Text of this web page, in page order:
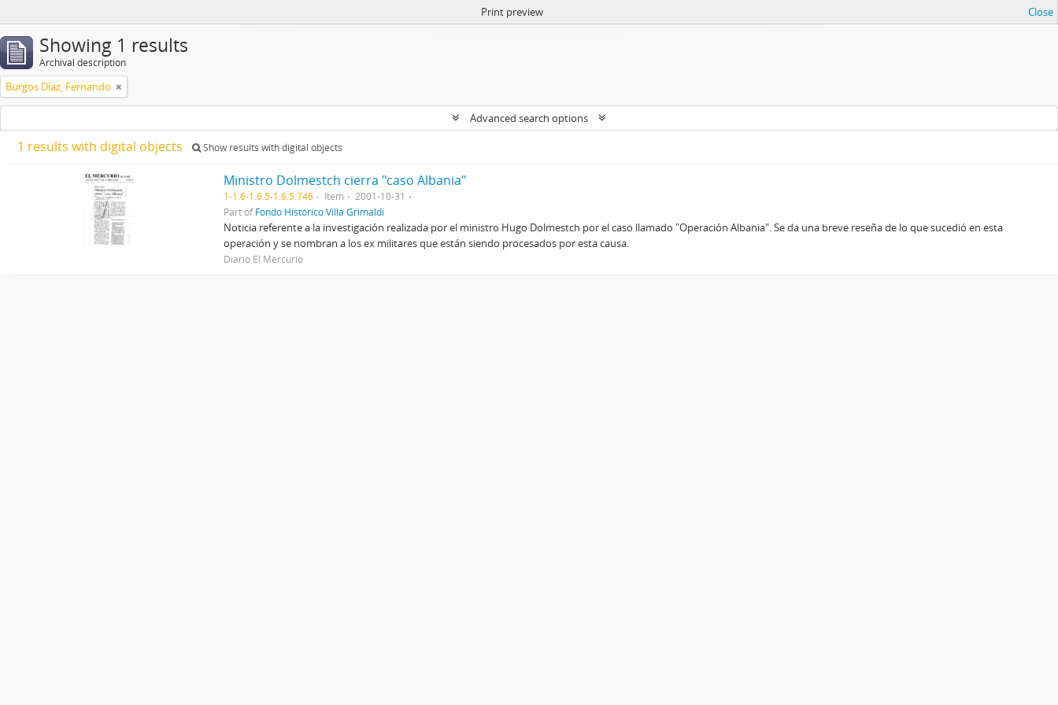
Print preview Close
Showing 1 results
Archival description
Burgos Díaz, Fernando
Advanced search options
1 results with digital objects Show results with digital objects
Ministro Dolmestch cierra "caso Albania"
1-1.6-1.6.5-1.6.5.746 Item
2001-10-31
Part ofFondo Histórico Villa Grimaldi
Noticia referente a la investigación realizada por el ministro Hugo Dolmestch por el caso llamado "Operación Albania". Se da una breve reseña de lo que sucedió en esta
operación y se nombran a los ex militares que están siendo procesados por esta causa.
Diario El Mercurio